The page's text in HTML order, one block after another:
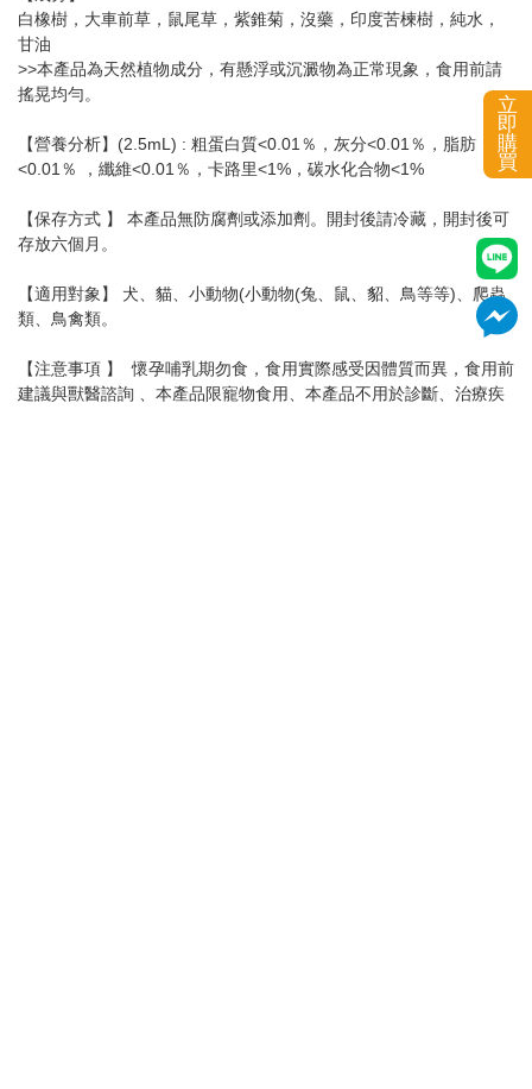
立
即
購
買
白橡樹，大車前草，鼠尾草，紫錐菊，沒藥，印度苦楝樹，純水，
甘油
>>本產品為天然植物成分，有懸浮或沉澱物為正常現象，食用前請
搖晃均勻。
【營養分析】(2.5mL) : 粗蛋白質<0.01％，灰分<0.01％，脂肪
<0.01％ ，纖維<0.01％，卡路里<1%，碳水化合物<1%
【保存方式 】 本產品無防腐劑或添加劑。開封後請冷藏，開封後可
存放六個月。
【適用對象】 犬、貓、小動物(小動物(兔、鼠、貂、鳥等等)、爬蟲
類、鳥禽類。
【注意事項 】 懷孕哺乳期勿食，食用實際感受因體質而異，食用前
建議與獸醫諮詢 、本產品限寵物食用、本產品不用於診斷、治療疾